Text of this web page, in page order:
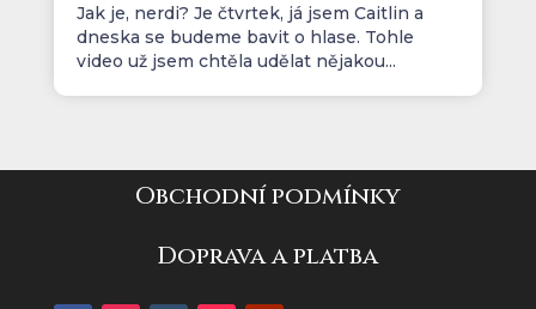
Jak je, nerdi? Je čtvrtek, já jsem Caitlin a
dneska se budeme bavit o hlase. Tohle
video už jsem chtěla udělat nějakou...
Obchodní podmínky
Doprava a platba